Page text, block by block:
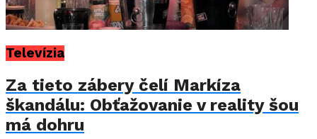
Televízia
Za tieto zábery čelí Markíza
škandálu: Obťažovanie v reality šou
má dohru